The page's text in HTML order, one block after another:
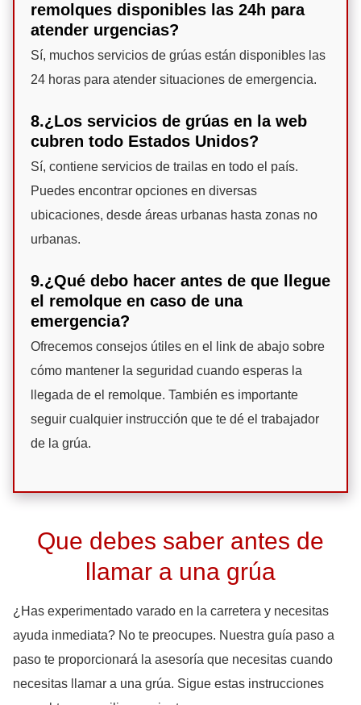
remolques disponibles las 24h para
atender urgencias?
Sí, muchos servicios de grúas están disponibles las
24 horas para atender situaciones de emergencia.
8.¿Los servicios de grúas en la web
cubren todo Estados Unidos?
Sí, contiene servicios de trailas en todo el país.
Puedes encontrar opciones en diversas
ubicaciones, desde áreas urbanas hasta zonas no
urbanas.
9.¿Qué debo hacer antes de que llegue
el remolque en caso de una
emergencia?
Ofrecemos consejos útiles en el link de abajo sobre
cómo mantener la seguridad cuando esperas la
llegada de el remolque. También es importante
seguir cualquier instrucción que te dé el trabajador
de la grúa.
Que debes saber antes de
llamar a una grúa
¿Has experimentado varado en la carretera y necesitas
ayuda inmediata? No te preocupes. Nuestra guía paso a
paso te proporcionará la asesoría que necesitas cuando
necesitas llamar a una grúa. Sigue estas instrucciones